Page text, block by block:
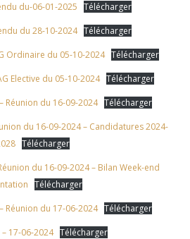
du-06-01-2025 Télécharger
du 28-10-2024 Télécharger
Ordinaire du 05-10-2024 Télécharger
Elective du 05-10-2024 Télécharger
Réunion du 16-09-2024 Télécharger
du 16-09-2024 – Candidatures 2024-
Télécharger
du 16-09-2024 – Bilan Week-end
Télécharger
Réunion du 17-06-2024 Télécharger
17-06-2024 Télécharger